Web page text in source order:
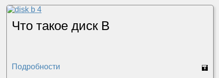
Что такое диск B
Подробности 🖬